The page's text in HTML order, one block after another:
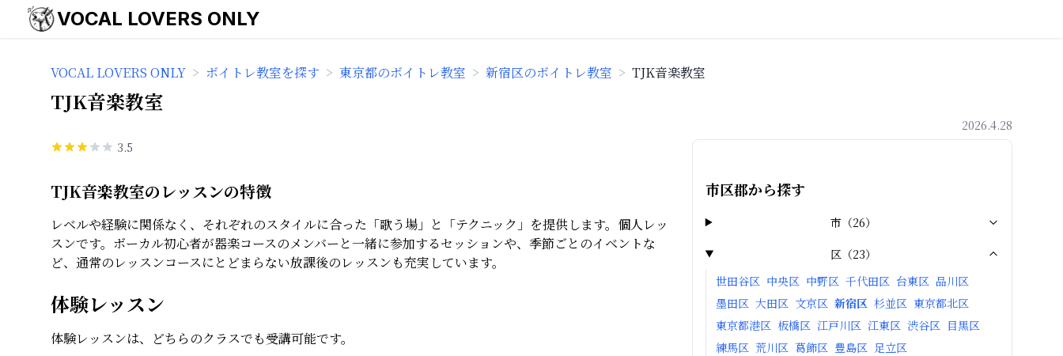
VOCAL LOVERS ONLY
VOCAL LOVERS ONLY > ボイトレ教室を探す > 東京都のボイトレ教室 > 新宿区のボイトレ教室 > TJK音楽教室
TJK音楽教室
2026.4.28
3.5
TJK音楽教室のレッスンの特徴
レベルや経験に関係なく、それぞれのスタイルに合った「歌う場」と「テクニック」を提供します。個人レッ
スンです。ボーカル初心者が器楽コースのメンバーと一緒に参加するセッションや、季節ごとのイベントな
ど、通常のレッスンコースにとどまらない放課後のレッスンも充実しています。
体験レッスン
体験レッスンは、どちらのクラスでも受講可能です。
市区郡から探す
市 （26）
区（23）
世田谷区 中央区 中野区 千代田区 台東区 品川区
墨田区 大田区 文京区 新宿区 杉並区 東京都北区
東京都港区 板橋区 江戸川区 江東区 渋谷区 目黒区
練馬区 荒川区 葛飾区 豊島区 足立区